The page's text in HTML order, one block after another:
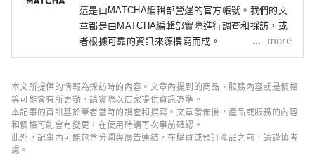
這是由MATCHA編輯部營運的官方帳號。我們的文
章都是由MATCHA編輯部實際進行調查和採訪，或
者根據可靠的資訊來源撰寫而成。
more
本文所提供的情報為採訪時的內容。文章內提到的商品、服務內容或是價格
等可能會有所更動，請實際以店家提供資訊為準。
本記事的資訊基於筆者當時的調查和撰寫。文章發佈後，產品或服務的內容
和價格可能會有變更，在使用時請再次事前確認。
此外，記事內可能包含分潤與廣告連結，在購買或預訂產品之前，請謹慎考
慮。